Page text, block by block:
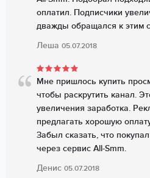
оплатил. Подписчики
дважды обращался к этим
Леша 05.07.2018
Мне пришлось купить
чтобы раскрутить канал.
увеличения заработка.
предлагать хорошую
Забыл сказать, что
через сервис All-Smm.
Денис 05.07.2018